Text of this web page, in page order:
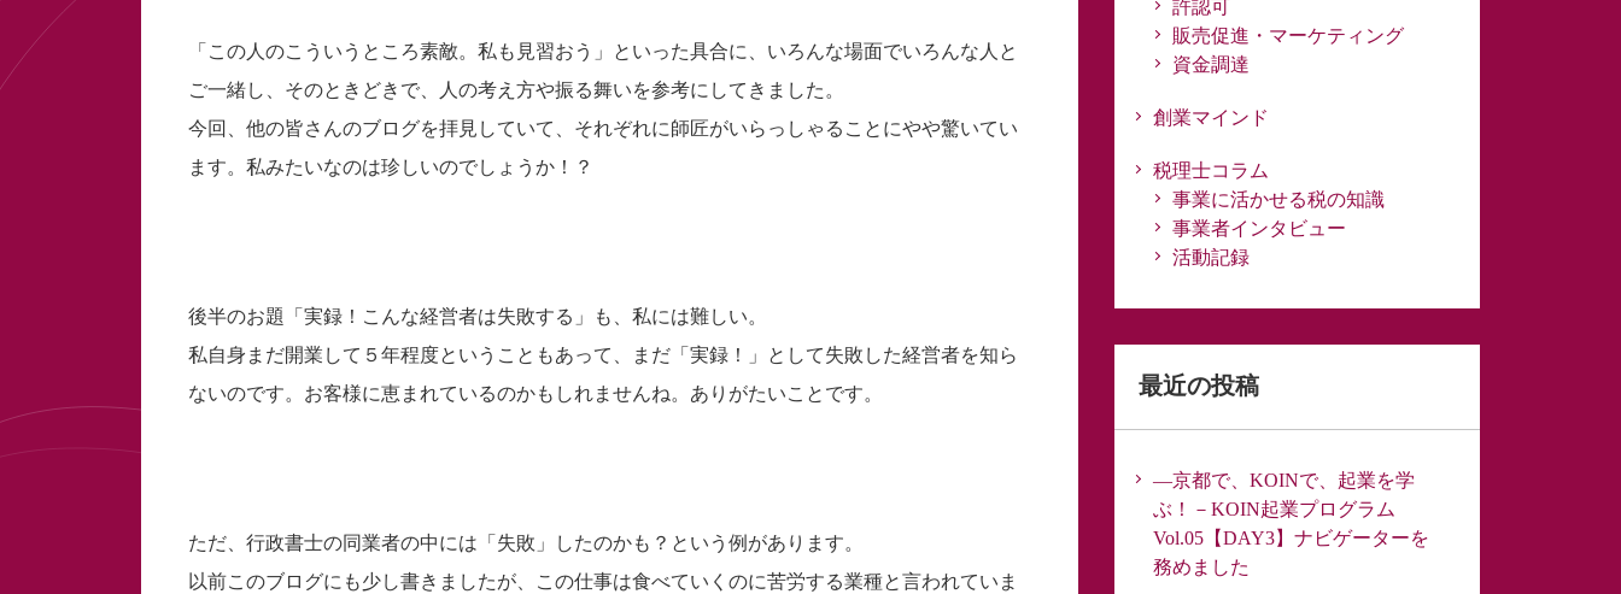
「この人のこういうところ素敵。私も見習おう」といった具合に、いろんな場面でいろんな人と
ご一緒し、そのときどきで、人の考え方や振る舞いを参考にしてきました。
今回、他の皆さんのブログを拝見していて、それぞれに師匠がいらっしゃることにやや驚いてい
ます。私みたいなのは珍しいのでしょうか！？
後半のお題「実録！こんな経営者は失敗する」も、私には難しい。
私自身まだ開業して５年程度ということもあって、まだ「実録！」として失敗した経営者を知ら
ないのです。お客様に恵まれているのかもしれませんね。ありがたいことです。
ただ、行政書士の同業者の中には「失敗」したのかも？という例があります。
以前このブログにも少し書きましたが、この仕事は食べていくのに苦労する業種と言われていま
許認可
販売促進・マーケティング
資金調達
創業マインド
税理士コラム
事業に活かせる税の知識
事業者インタビュー
活動記録
最近の投稿
―京都で、KOINで、起業を学
ぶ！－KOIN起業プログラム
Vol.05【DAY3】ナビゲーターを
務めました